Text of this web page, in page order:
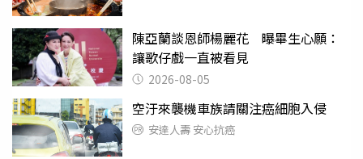
陳亞蘭談恩師楊麗花 曝畢生心願：
讓歌仔戲一直被看見
2026-08-05
空汙來襲機車族請關注癌細胞入侵
安達人壽 安心抗癌